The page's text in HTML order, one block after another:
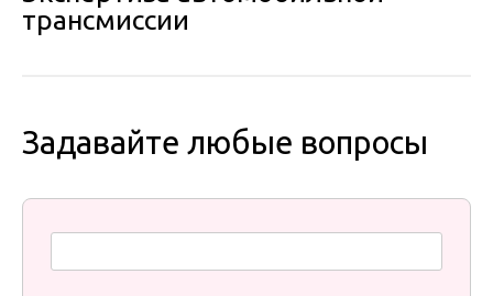
трансмиссии
Задавайте любые вопросы